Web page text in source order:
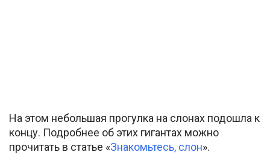
На этом небольшая прогулка на слонах подошла к
концу. Подробнее об этих гигантах можно
прочитать в статье «Знакомьтесь, слон».